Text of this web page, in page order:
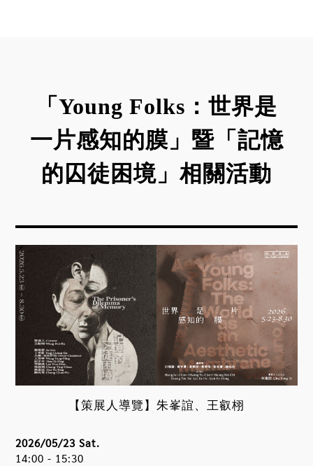
「Young Folks：世界是
一片感知的膜」暨「記憶
的囚徒困境」相關活動
【策展人導覽】朱峯誼、王叡栩
2026/05/23 Sat.
14:00 - 15:30